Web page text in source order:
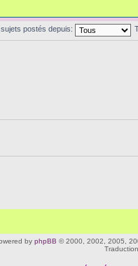
postés depuis:
by phpBB © 2000, 2002, 2005,